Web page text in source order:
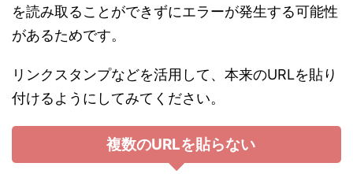
を読み取ることができずにエラーが発生する可能性
があるためです。
リンクスタンプなどを活用して、本来のURLを貼り
付けるようにしてみてください。
複数のURLを貼らない